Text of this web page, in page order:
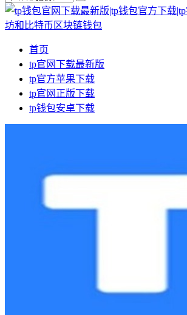
首页
tp官网下载最新版
tp官方苹果下载
tp官网正版下载
tp钱包安卓下载